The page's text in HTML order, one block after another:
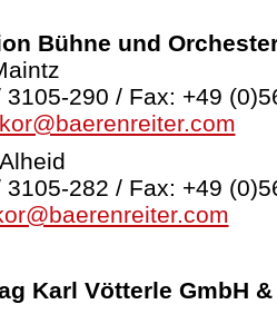
Bühne und
3105-290 / Fax: +49
3105-282 / Fax: +49
Karl Vötterle GmbH &